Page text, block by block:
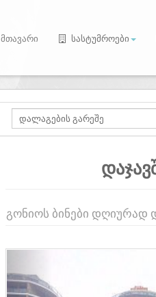
მთავარი სასტუმროები
გონიოს ბინები დღიურად